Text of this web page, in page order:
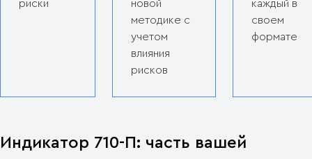
риски
новой
методике с
учетом
влияния
рисков
каждый в
своем
формате
Индикатор 710-П: часть вашей